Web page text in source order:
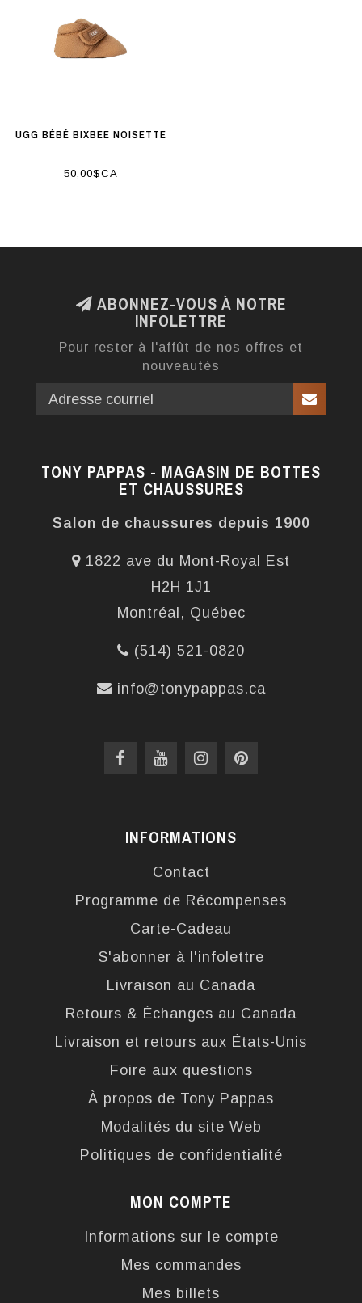
UGG BÉBÉ BIXBEE NOISETTE
50,00$CA
ABONNEZ-VOUS À NOTRE
INFOLETTRE
Pour rester à l'affût de nos offres et
nouveautés
TONY PAPPAS - MAGASIN DE BOTTES
ET CHAUSSURES
Salon de chaussures depuis 1900
1822 ave du Mont-Royal Est
H2H 1J1
Montréal, Québec
(514) 521-0820
info@tonypappas.ca
INFORMATIONS
Contact
Programme de Récompenses
Carte-Cadeau
S'abonner à l'infolettre
Livraison au Canada
Retours & Échanges au Canada
Livraison et retours aux États-Unis
Foire aux questions
À propos de Tony Pappas
Modalités du site Web
Politiques de confidentialité
MON COMPTE
Informations sur le compte
Mes commandes
Mes billets